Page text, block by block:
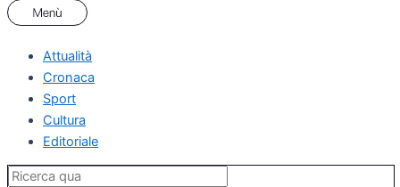
Attualità
Cronaca
Sport
Cultura
Editoriale